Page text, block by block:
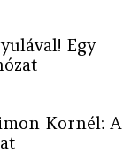
Egy
Kornél: A